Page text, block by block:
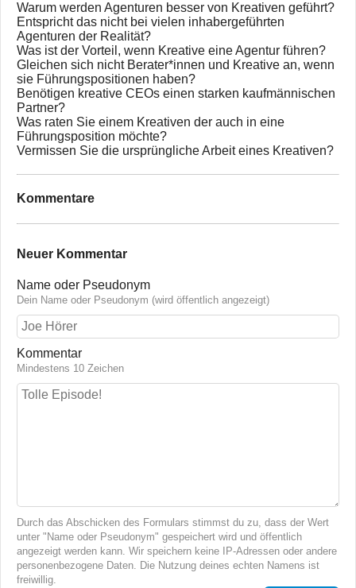
Warum werden Agenturen besser von Kreativen geführt?
Entspricht das nicht bei vielen inhabergeführten
Agenturen der Realität?
Was ist der Vorteil, wenn Kreative eine Agentur führen?
Gleichen sich nicht Berater*innen und Kreative an, wenn
sie Führungspositionen haben?
Benötigen kreative CEOs einen starken kaufmännischen
Partner?
Was raten Sie einem Kreativen der auch in eine
Führungsposition möchte?
Vermissen Sie die ursprüngliche Arbeit eines Kreativen?
Kommentare
Neuer Kommentar
Name oder Pseudonym
Dein Name oder Pseudonym (wird öffentlich angezeigt)
Kommentar
Mindestens 10 Zeichen
Durch das Abschicken des Formulars stimmst du zu, dass der Wert
unter "Name oder Pseudonym" gespeichert wird und öffentlich
angezeigt werden kann. Wir speichern keine IP-Adressen oder andere
personenbezogene Daten. Die Nutzung deines echten Namens ist
freiwillig.